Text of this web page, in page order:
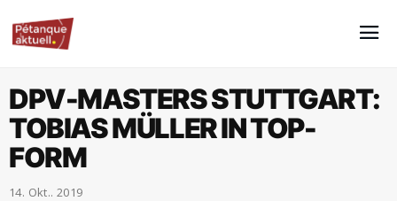
DPV-MASTERS STUTTGART:
TOBIAS MÜLLER IN TOP-
FORM
14. Okt.. 2019